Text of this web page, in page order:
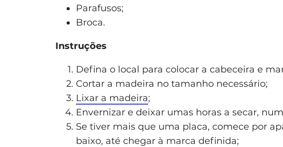
Parafusos;
Broca.
Instruções
Defina o local para colocar a cabeceira e
Cortar a madeira no tamanho necessário;
Lixar a madeira;
Envernizar e deixar umas horas a secar,
Se tiver mais que uma placa, comece por
baixo, até chegar à marca definida;